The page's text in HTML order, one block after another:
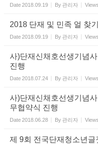
Date2018.09.19 By 관리자 Views
2018 단재 및 민족 얼 찾
Date2018.09.19 By 관리자 Views
사)단재신채호선생기념
진행
Date2018.07.24 By 관리자 Views
사)단재신채호선생기념
무협약식 진행
Date2018.06.28 By 관리자 Views
제 9회 전국단재청소년글